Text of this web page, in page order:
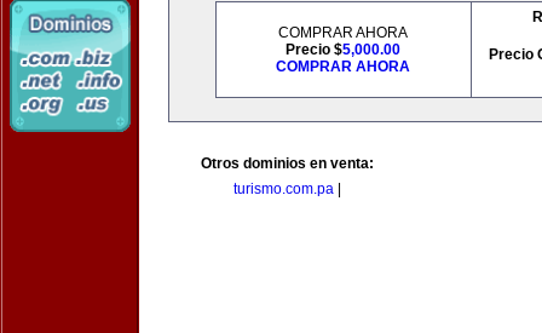
COMPRAR AHORA
Precio $5,000.00
COMPRAR AHORA
Precio
Otros dominios en venta:
turismo.com.pa